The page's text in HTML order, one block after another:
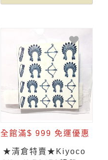
全館滿$ 999 免運優惠
★清倉特賣★Kiyoco